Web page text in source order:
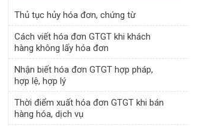
Thủ tục hủy hóa đơn, chứng từ
Cách viết hóa đơn GTGT khi khách
hàng không lấy hóa đơn
Nhận biết hóa đơn GTGT hợp pháp,
hợp lệ, hợp lý
Thời điểm xuất hóa đơn GTGT khi bán
hàng hóa, dịch vụ